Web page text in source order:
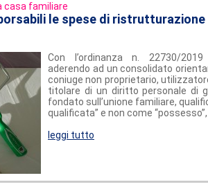
casa familiare
le spese di ristrutturazione
Con l’ordinanza n. 22730/
aderendo ad un consolidato
coniuge non proprietario,
titolare di un diritto personale di
fondato sull’unione familiare,
qualificata” e non come
leggi tutto